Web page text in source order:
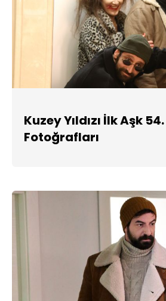
Kuzey Yıldızı İlk Aşk
Fotoğrafları